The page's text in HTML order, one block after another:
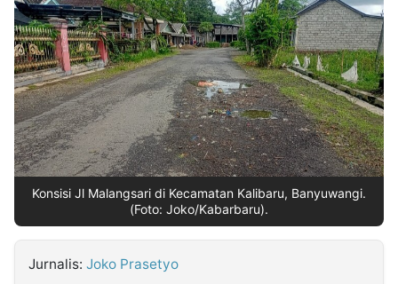
Partner
Insight
NTB
Suara
Time
Lens
IDN
Daily
Jogja
Jalan
Rakyat
Idealita
News
Kita
Notice
Dinamikapost.com
Radar
Baru
Seedbacklink
Follow
Kabarbaru
Konsisi Jl Malangsari di Kecamatan Kalibaru, Banyuwangi.
(Foto: Joko/Kabarbaru).
Jurnalis: Joko Prasetyo